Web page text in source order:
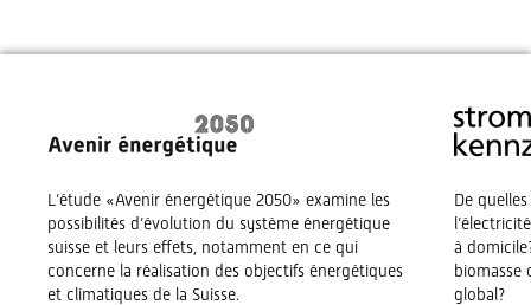
L’étude «Avenir énergétique 2050» examine les
possibilités d’évolution du système énergétique
suisse et leurs effets, notamment en ce qui
concerne la réalisation des objectifs énergétiques
et climatiques de la Suisse.
De
à
biomasse
global?